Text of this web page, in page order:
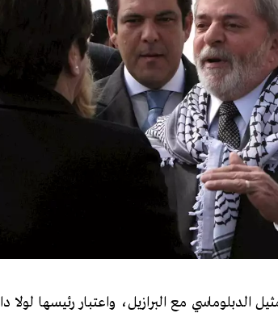
مع البرازيل، واعتبار رئيسها لولا دا